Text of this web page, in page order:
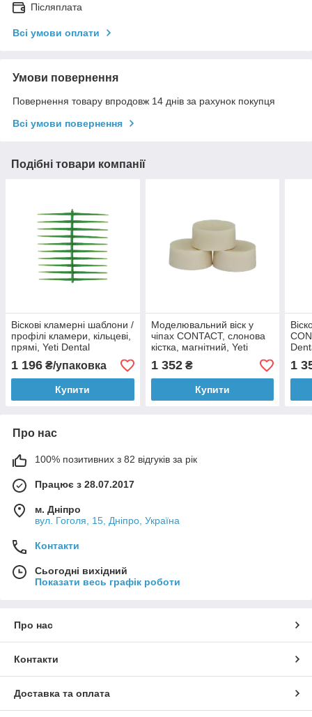
Післяплата
Всі умови оплати
Умови повернення
Повернення товару впродовж 14 днів за рахунок покупця
Всі умови повернення
Подібні товари компанії
Віскові кламерні шаблони /
профілі кламери, кільцеві,
прямі, Yeti Dental
(Німеччина).
1 196 ₴/упаковка
Купити
Моделювальний віск у
чіпах CONTACT, слонова
кістка, магнітний, Yeti
Dental (Німеччина).
1 352₴
Купити
1
Про нас
100% позитивних з 82 відгуків за рік
Працює з 28.07.2017
м. Дніпро
вул. Гоголя, 15, Дніпро, Україна
Контакти
Сьогодні вихідний
Показати весь графік роботи
Про нас
Контакти
Доставка та оплата